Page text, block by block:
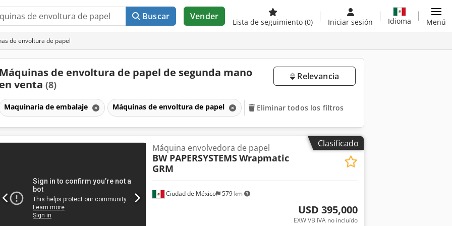
Buscar Vender
Lista de seguimiento (0) Iniciar sesión Idioma Menú
de envoltura de papel
de envoltura de papel de segunda mano
venta (8)
Relevancia
Maquinaria de embalaje Máquinas de envoltura de papel Eliminar todos los filtros
Clasificado
Ciudad de México 579 km
Máquina envolvedora de papel
BW PAPERSYSTEMSWrapmatic
GRM
USD 395,000
EXW VB IVA no incluído